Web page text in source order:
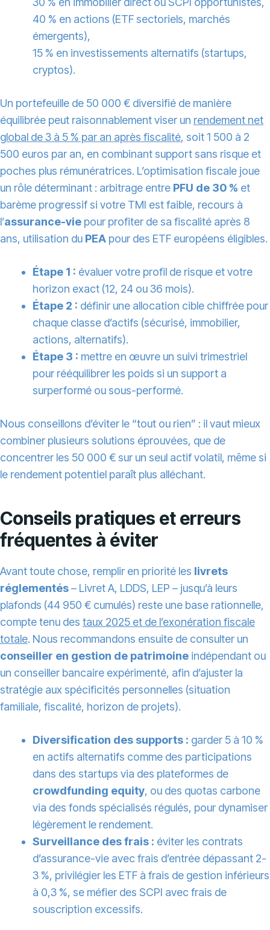
40 % en actions (ETF sectoriels, marchés
émergents),
15 % en investissements alternatifs (startups,
cryptos).
Un portefeuille de 50 000 € diversifié de manière
équilibrée peut raisonnablement viser un rendement net
global de 3 à 5 % par an après fiscalité, soit 1 500 à 2
500 euros par an, en combinant support sans risque et
poches plus rémunératrices. L’optimisation fiscale joue
un rôle déterminant : arbitrage entre PFU de 30 % et
barème progressif si votre TMI est faible, recours à
l’assurance-vie pour profiter de sa fiscalité après 8
ans, utilisation du PEA pour des ETF européens éligibles.
Étape 1 : évaluer votre profil de risque et votre
horizon exact (12, 24 ou 36 mois).
Étape 2 : définir une allocation cible chiffrée pour
chaque classe d’actifs (sécurisé, immobilier,
actions, alternatifs).
Étape 3 : mettre en œuvre un suivi trimestriel
pour rééquilibrer les poids si un support a
surperformé ou sous-performé.
Nous conseillons d’éviter le “tout ou rien” : il vaut mieux
combiner plusieurs solutions éprouvées, que de
concentrer les 50 000 € sur un seul actif volatil, même si
le rendement potentiel paraît plus alléchant.
Conseils pratiques et erreurs
fréquentes à éviter
Avant toute chose, remplir en priorité les livrets
réglementés– Livret A, LDDS, LEP – jusqu’à leurs
plafonds (44 950 € cumulés) reste une base rationnelle,
compte tenu des taux 2025 et de l’exonération fiscale
totale. Nous recommandons ensuite de consulter un
conseiller en gestion de patrimoine indépendant ou
un conseiller bancaire expérimenté, afin d’ajuster la
stratégie aux spécificités personnelles (situation
familiale, fiscalité, horizon de projets).
Diversification des supports : garder 5 à 10 %
en actifs alternatifs comme des participations
dans des startups via des plateformes de
crowdfunding equity, ou des quotas carbone
via des fonds spécialisés régulés, pour dynamiser
légèrement le rendement.
Surveillance des frais : éviter les contrats
d’assurance-vie avec frais d’entrée dépassant 2-
3 %, privilégier les ETF à frais de gestion inférieurs
à 0,3 %, se méfier des SCPI avec frais de
souscription excessifs.